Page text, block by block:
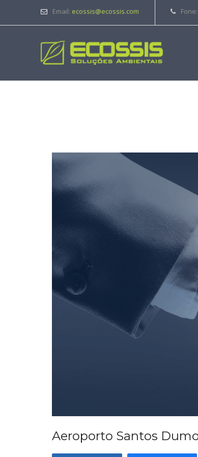
Email: ecossis@ecossis.com Fone:
Aeroporto Santos